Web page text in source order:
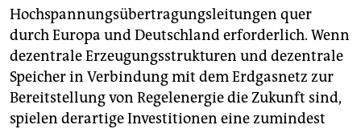
Hochspannungsübertragungsleitungen quer
durch Europa und Deutschland erforderlich. Wenn
dezentrale Erzeugungsstrukturen und dezentrale
Speicher in Verbindung mit dem Erdgasnetz zur
Bereitstellung von Regelenergie die Zukunft sind,
spielen derartige Investitionen eine zumindest